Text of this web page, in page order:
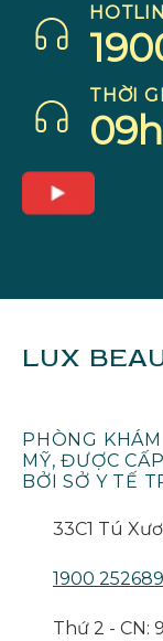
THỜI
LUX
PHÒNG
MỸ, ĐƯỢC
BỞI SỞ Y TẾ
33C1 Tú
1900 252689
Thứ 2 - CN: